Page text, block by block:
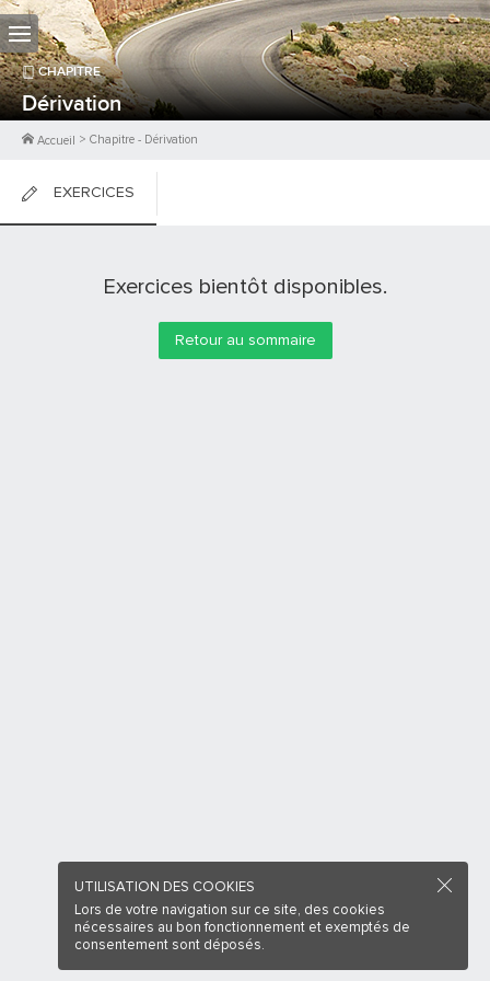
CHAPITRE
Dérivation
Accueil > Chapitre - Dérivation
EXERCICES
Exercices bientôt disponibles.
Retour au sommaire
UTILISATION DES COOKIES
Lors de votre navigation sur ce site, des cookies
nécessaires au bon fonctionnement et exemptés de
consentement sont déposés.